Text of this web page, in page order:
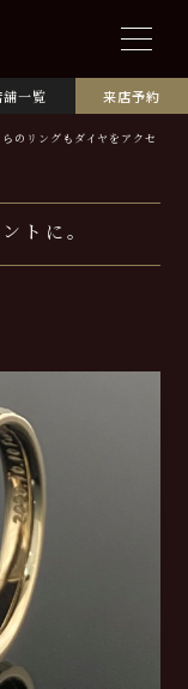
舗一覧 来店予約
らのリングもダイヤをアクセ
トに。